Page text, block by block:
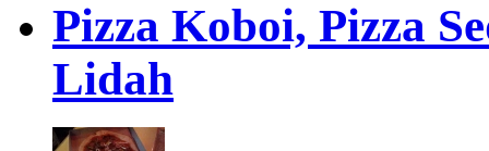
Pizza Koboi, Pizza
Lidah